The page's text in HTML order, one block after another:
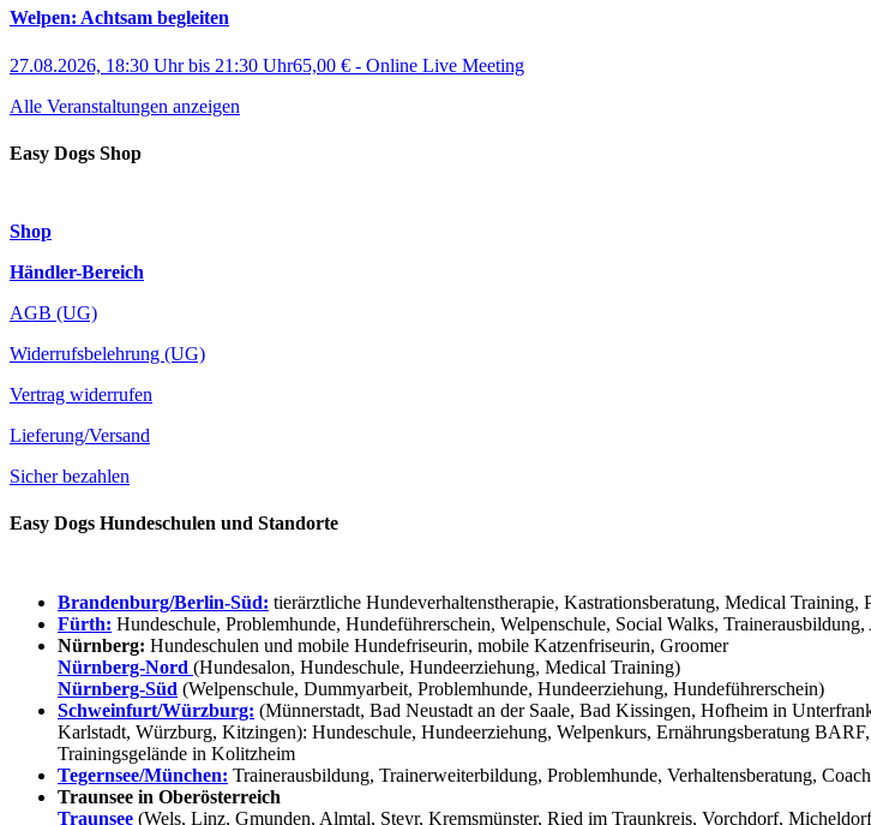
Welpen: Achtsam begleiten
27.08.2026, 18:30 Uhrbis 21:30 Uhr65,00 € - Online Live Meeting
Alle Veranstaltungen anzeigen
Easy Dogs Shop
Shop
Händler-Bereich
AGB (UG)
Widerrufsbelehrung (UG)
Vertrag widerrufen
Lieferung/Versand
Sicher bezahlen
Easy Dogs Hundeschulen und Standorte
Brandenburg/Berlin-Süd: tierärztliche Hundeverhaltenstherapie, Kastrationsberatung, Medical Training,
Fürth: Hundeschule, Problemhunde, Hundeführerschein, Welpenschule, Social Walks, Trainerausbildung,
Nürnberg: Hundeschulen und mobile Hundefriseurin, mobile Katzenfriseurin, Groomer
Nürnberg-Nord (Hundesalon, Hundeschule, Hundeerziehung, Medical Training)
Nürnberg-Süd (Welpenschule, Dummyarbeit, Problemhunde, Hundeerziehung, Hundeführerschein)
Schweinfurt/Würzburg: (Münnerstadt, Bad Neustadt an der Saale, Bad Kissingen, Hofheim in
Karlstadt, Würzburg, Kitzingen): Hundeschule, Hundeerziehung, Welpenkurs, Ernährungsberatung
Trainingsgelände in Kolitzheim
Tegernsee/München: Trainerausbildung, Trainerweiterbildung, Problemhunde, Verhaltensberatung,
Traunsee in Oberösterreich
Traunsee (Wels, Linz, Gmunden, Almtal, Steyr, Kremsmünster, Ried im Traunkreis, Vorchdorf,